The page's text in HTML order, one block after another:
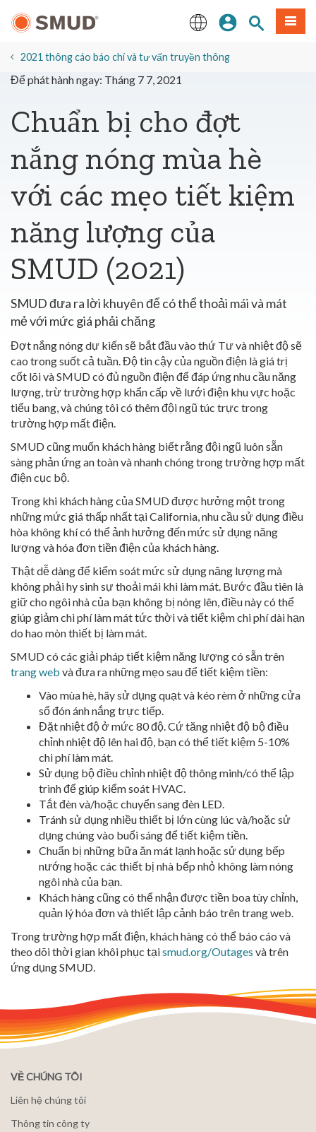
đến
dung
Đăng nhập
Tìm trangThực
2021 thông cáo báo chí và tư vấn truyền thông
Để phát hành ngay: Tháng 7 7, 2021
Chuẩn bị cho đợt
nắng nóng mùa hè
với các mẹo tiết kiệm
năng lượng của
SMUD (2021)
SMUD đưa ra lời khuyên để có thể thoải mái và mát
mẻ với mức giá phải chăng
Đợt nắng nóng dự kiến sẽ bắt đầu vào thứ Tư và nhiệt độ sẽ
cao trong suốt cả tuần. Độ tin cậy của nguồn điện là giá trị
cốt lõi và SMUD có đủ nguồn điện để đáp ứng nhu cầu năng
lượng, trừ trường hợp khẩn cấp về lưới điện khu vực hoặc
tiểu bang, và chúng tôi có thêm đội ngũ túc trực trong
trường hợp mất điện.
SMUD cũng muốn khách hàng biết rằng đội ngũ luôn sẵn
sàng phản ứng an toàn và nhanh chóng trong trường hợp mất
điện cục bộ.
Trong khi khách hàng của SMUD được hưởng một trong
những mức giá thấp nhất tại California, nhu cầu sử dụng điều
hòa không khí có thể ảnh hưởng đến mức sử dụng năng
lượng và hóa đơn tiền điện của khách hàng.
Thật dễ dàng để kiểm soát mức sử dụng năng lượng mà
không phải hy sinh sự thoải mái khi làm mát. Bước đầu tiên là
giữ cho ngôi nhà của bạn không bị nóng lên, điều này có thể
giúp giảm chi phí làm mát tức thời và tiết kiệm chi phí dài hạn
do hao mòn thiết bị làm mát.
SMUD có các giải pháp tiết kiệm năng lượng có sẵn trên
trang web và đưa ra những mẹo sau để tiết kiệm tiền:
Vào mùa hè, hãy sử dụng quạt và kéo rèm ở những cửa
sổ đón ánh nắng trực tiếp.
Đặt nhiệt độ ở mức 80 độ. Cứ tăng nhiệt độ bộ điều
chỉnh nhiệt độ lên hai độ, bạn có thể tiết kiệm 5-10%
chi phí làm mát.
Sử dụng bộ điều chỉnh nhiệt độ thông minh/có thể lập
trình để giúp kiểm soát HVAC.
Tắt đèn và/hoặc chuyển sang đèn LED.
Tránh sử dụng nhiều thiết bị lớn cùng lúc và/hoặc sử
dụng chúng vào buổi sáng để tiết kiệm tiền.
Chuẩn bị những bữa ăn mát lạnh hoặc sử dụng bếp
nướng hoặc các thiết bị nhà bếp nhỏ không làm nóng
ngôi nhà của bạn.
Khách hàng cũng có thể nhận được tiền boa tùy chỉnh,
quản lý hóa đơn và thiết lập cảnh báo trên trang web.
Trong trường hợp mất điện, khách hàng có thể báo cáo và
theo dõi thời gian khôi phục tạismud.org/Outages và trên
ứng dụng SMUD.
VỀ CHÚNG TÔI
Liên hệ chúng tôi
Thông tin công ty